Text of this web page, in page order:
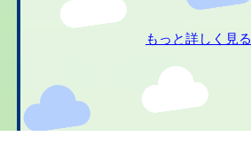
もっと詳しく見る